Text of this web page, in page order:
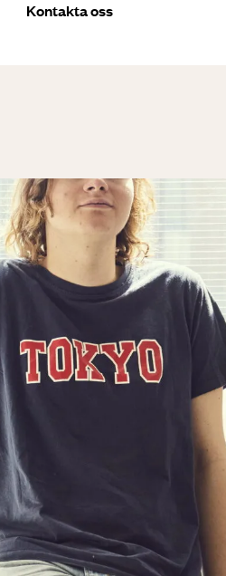
Kontakta oss